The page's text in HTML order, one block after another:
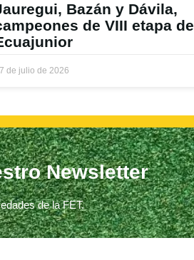
Bazán y Dávila,
de VIII etapa de
de julio de 2026
Newsletter
de la FET.